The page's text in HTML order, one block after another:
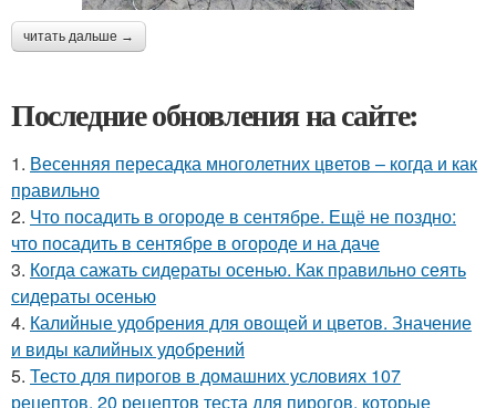
читать дальше →
Последние обновления на сайте:
1. Весенняя пересадка многолетних цветов – когда и как
правильно
2. Что посадить в огороде в сентябре. Ещё не поздно:
что посадить в сентябре в огороде и на даче
3. Когда сажать сидераты осенью. Как правильно сеять
сидераты осенью
4. Калийные удобрения для овощей и цветов. Значение
и виды калийных удобрений
5. Тесто для пирогов в домашних условиях 107
рецептов. 20 рецептов теста для пирогов, которые